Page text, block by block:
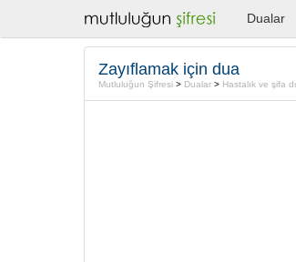
Dualar
Zayıflamak için dua
Mutluluğun Şifresi > Dualar > Hastalık ve şifa